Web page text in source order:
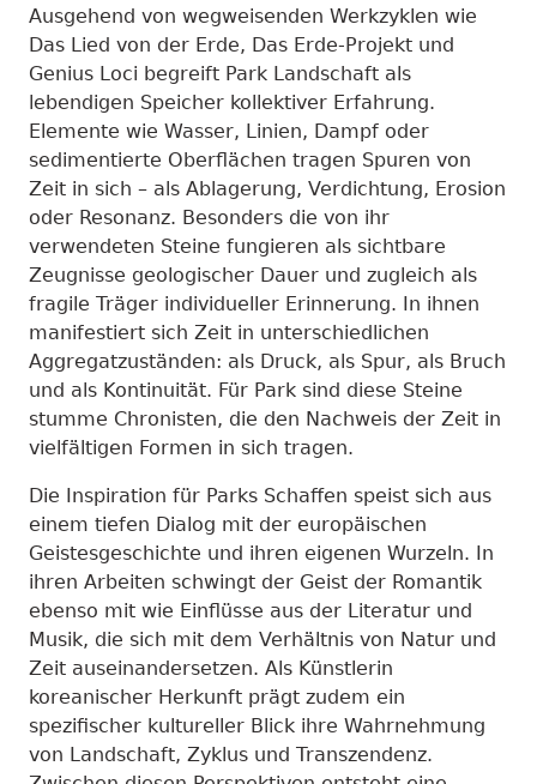
Ausgehend von wegweisenden Werkzyklen wie
Das Lied von der Erde, Das Erde-Projekt und
Genius Loci begreift Park Landschaft als
lebendigen Speicher kollektiver Erfahrung.
Elemente wie Wasser, Linien, Dampf oder
sedimentierte Oberflächen tragen Spuren von
Zeit in sich – als Ablagerung, Verdichtung, Erosion
oder Resonanz. Besonders die von ihr
verwendeten Steine fungieren als sichtbare
Zeugnisse geologischer Dauer und zugleich als
fragile Träger individueller Erinnerung. In ihnen
manifestiert sich Zeit in unterschiedlichen
Aggregatzuständen: als Druck, als Spur, als Bruch
und als Kontinuität. Für Park sind diese Steine
stumme Chronisten, die den Nachweis der Zeit in
vielfältigen Formen in sich tragen.
Die Inspiration für Parks Schaffen speist sich aus
einem tiefen Dialog mit der europäischen
Geistesgeschichte und ihren eigenen Wurzeln. In
ihren Arbeiten schwingt der Geist der Romantik
ebenso mit wie Einflüsse aus der Literatur und
Musik, die sich mit dem Verhältnis von Natur und
Zeit auseinandersetzen. Als Künstlerin
koreanischer Herkunft prägt zudem ein
spezifischer kultureller Blick ihre Wahrnehmung
von Landschaft, Zyklus und Transzendenz.